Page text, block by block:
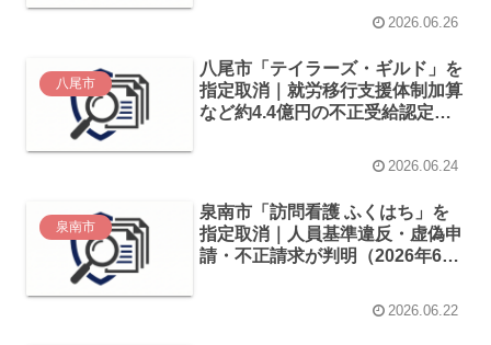
2026.06.26
八尾市
八尾市「テイラーズ・ギルド」を
指定取消｜就労移行支援体制加算
など約4.4億円の不正受給認定
2026.06.24
泉南市
泉南市「訪問看護 ふくはち」を
指定取消｜人員基準違反・虚偽申
請・不正請求が判明（2026年6
2026.06.22